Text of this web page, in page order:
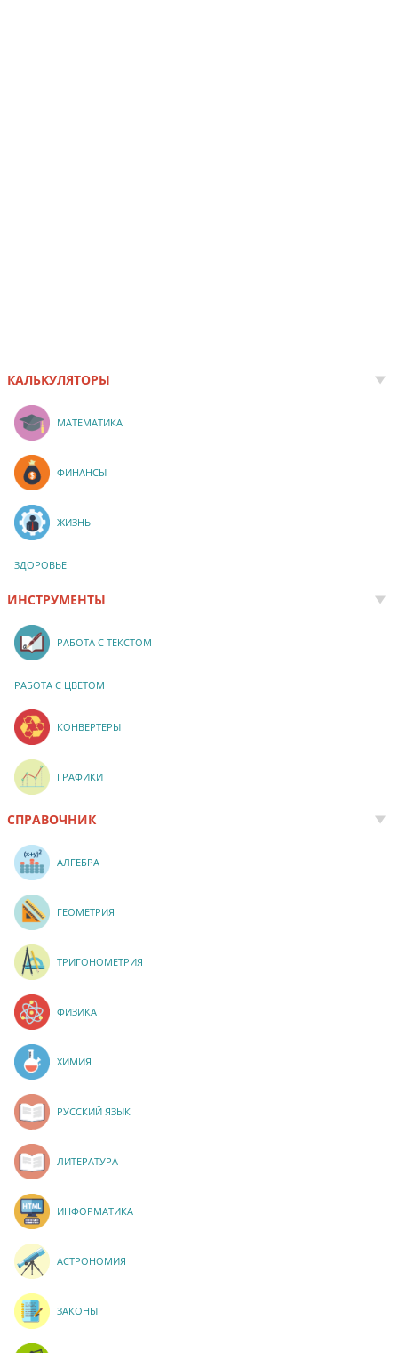
КАЛЬКУЛЯТОРЫ
МАТЕМАТИКА
ФИНАНСЫ
ЖИЗНЬ
ЗДОРОВЬЕ
ИНСТРУМЕНТЫ
РАБОТА С ТЕКСТОМ
РАБОТА С ЦВЕТОМ
КОНВЕРТЕРЫ
ГРАФИКИ
СПРАВОЧНИК
АЛГЕБРА
ГЕОМЕТРИЯ
ТРИГОНОМЕТРИЯ
ФИЗИКА
ХИМИЯ
РУССКИЙ ЯЗЫК
ЛИТЕРАТУРА
ИНФОРМАТИКА
АСТРОНОМИЯ
ЗАКОНЫ